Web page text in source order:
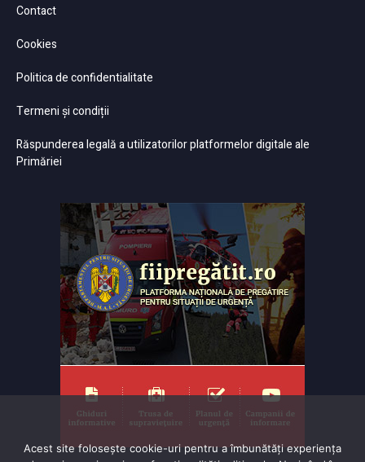
Contact
Cookies
Politica de confidentialitate
Termeni și condiții
Răspunderea legală a utilizatorilor platformelor digitale ale
Primăriei
Acest site folosește cookie-uri pentru a îmbunătăți experiența